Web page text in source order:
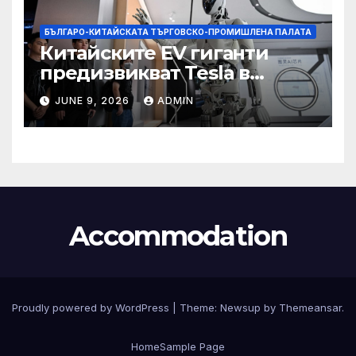
БЪЛГАРО-КИТАЙСКАТА ТЪРГОВСКО-ПРОМИШЛЕНА ПАЛАТА
Китайските EV гиганти
предизвикват Tesla в
надпреварата за
комерсиализиране на
хуманоидни роботи
JUNE 9, 2026 ADMIN
Accommodation
Proudly powered by WordPress Theme: Newsup by Themeansar.
HomeSample Page